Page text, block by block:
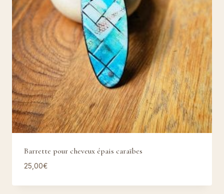
Barrette pour cheveux épais caraïbes
25,00€